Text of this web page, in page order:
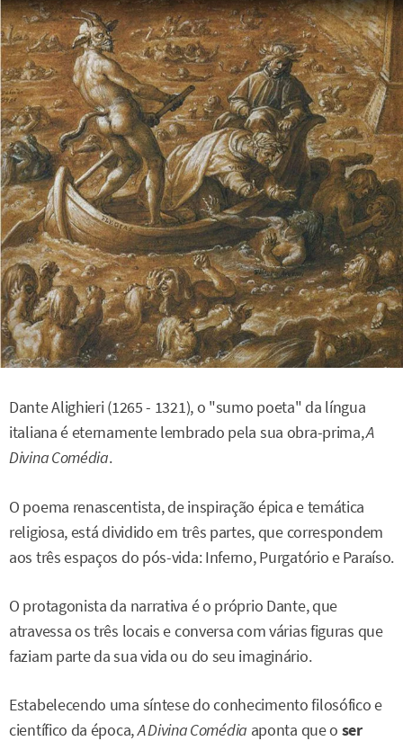
Dante Alighieri (1265 - 1321), o "sumo poeta" da língua
italiana é eternamente lembrado pela sua obra-prima,A
Divina Comédia.
O poema renascentista, de inspiração épica e temática
religiosa, está dividido em três partes, que correspondem
aos três espaços do pós-vida: Inferno, Purgatório e Paraíso.
O protagonista da narrativa é o próprio Dante, que
atravessa os três locais e conversa com várias figuras que
faziam parte da sua vida ou do seu imaginário.
Estabelecendo uma síntese do conhecimento filosófico e
científico da época,A Divina Comédia aponta que o ser